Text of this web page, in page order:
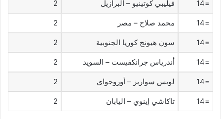
=14 فيليبي كوتينيو – البرازيل 2
=14 محمد صلاح – مصر 2
=14 سون هيونج كوريا الجنوبية 2
=14 أندرياس جرانكفيست – السويد 2
=14 لويس سواريز – أوروجواي 2
=14 تاكاشي إينوي – اليابان 2